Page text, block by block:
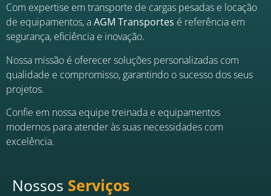
Com expertise em transporte de cargas pesadas e locação
de equipamentos, aAGM Transportes é referência em
segurança, eficiência e inovação.
Nossa missão é oferecer soluções personalizadas com
qualidade e compromisso, garantindo o sucesso dos seus
projetos.
Confie em nossa equipe treinada e equipamentos
modernos para atender às suas necessidades com
excelência.
Nossos Serviços